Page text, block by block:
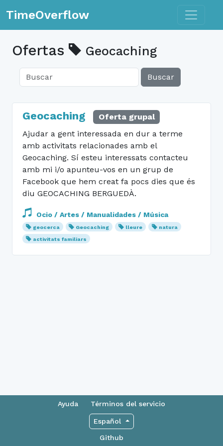
TimeOverflow Toggle
Ofertas Geocaching
Buscar
Geocaching
Oferta grupal
Ajudar a gent interessada en dur a terme
amb activitats relacionades amb el
Geocaching. Sí esteu interessats contacteu
amb mi i/o apunteu-vos en un grup de
Facebook que hem creat fa pocs dies que és
diu GEOCACHING BERGUEDÀ.
Ocio / Artes / Manualidades / Música
geocerca Geocaching lleure
natura
activitats familiars
Ayuda Términos del servicio
Español
Github